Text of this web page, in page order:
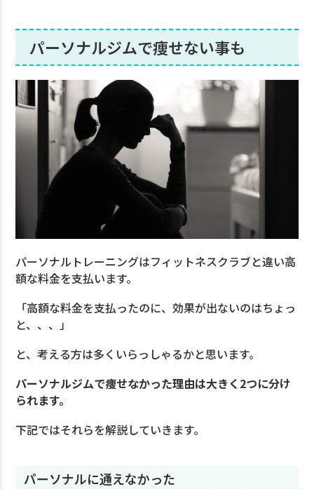
パーソナルジムで痩せない事も
パーソナルトレーニングはフィットネスクラブと違い高
額な料金を支払います。
「高額な料金を支払ったのに、効果が出ないのはちょっ
と、、、」
と、考える方は多くいらっしゃるかと思います。
パーソナルジムで痩せなかった理由は大きく2つに分け
られます。
下記ではそれらを解説していきます。
パーソナルに通えなかった